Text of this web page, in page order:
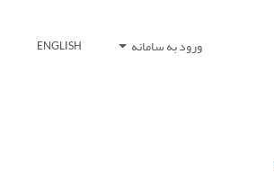
ورود به سامانه ENGLISH